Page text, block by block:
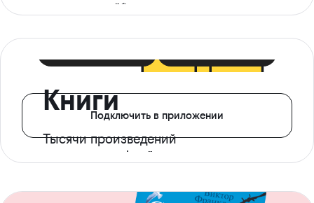
ограничений*
Книги
Тысячи произведений
с доступом офлайн
Подключить в приложении